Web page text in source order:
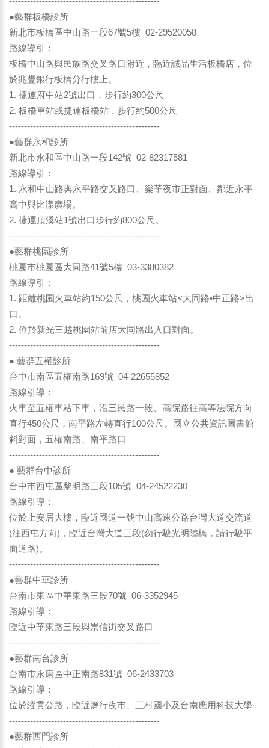
●藝群板橋診所
新北市板橋區中山路一段67號5樓 02-29520058
路線導引：
板橋中山路與民族路交叉路口附近，臨近誠品生活板橋店，位
於兆豐銀行板橋分行樓上。
1. 捷運府中站2號出口，步行約300公尺
2. 板橋車站或捷運板橋站，步行約500公尺
--------------------------------------------------
●藝群永和診所
新北市永和區中山路一段142號 02-82317581
路線導引：
1. 永和中山路與永平路交叉路口、樂華夜市正對面、鄰近永平
高中與比漾廣場。
2. 捷運頂溪站1號出口步行約800公尺。
--------------------------------------------------
●藝群桃園診所
桃園市桃園區大同路41號5樓 03-3380382
路線導引：
1. 距離桃園火車站約150公尺，桃園火車站<大同路•中正路>出
口。
2. 位於新光三越桃園站前店大同路出入口對面。
--------------------------------------------------
● 藝群五權診所
台中市南區五權南路169號 04-22655852
路線引導：
火車至五權車站下車，沿三民路一段、高院路往高等法院方向
直行450公尺，南平路左轉直行100公尺。國立公共資訊圖書館
斜對面，五權南路、南平路口
--------------------------------------------------
● 藝群台中診所
台中市西屯區黎明路三段105號 04-24522230
路線引導：
位於上安居大樓，臨近國道一號中山高速公路台灣大道交流道
(往西屯方向)，臨近台灣大道三段(勿行駛光明陸橋，請行駛平
面道路)。
--------------------------------------------------
●藝群中華診所
台南市東區中華東路三段70號 06-3352945
路線引導：
臨近中華東路三段與崇信街交叉路口
--------------------------------------------------
●藝群南台診所
台南市永康區中正南路831號 06-2433703
路線引導：
位於縱貫公路，臨近鹽行夜市、三村國小及台南應用科技大學
--------------------------------------------------
●藝群西門診所